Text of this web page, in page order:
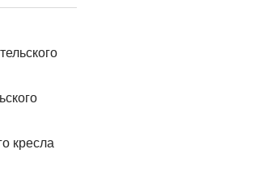
кресла